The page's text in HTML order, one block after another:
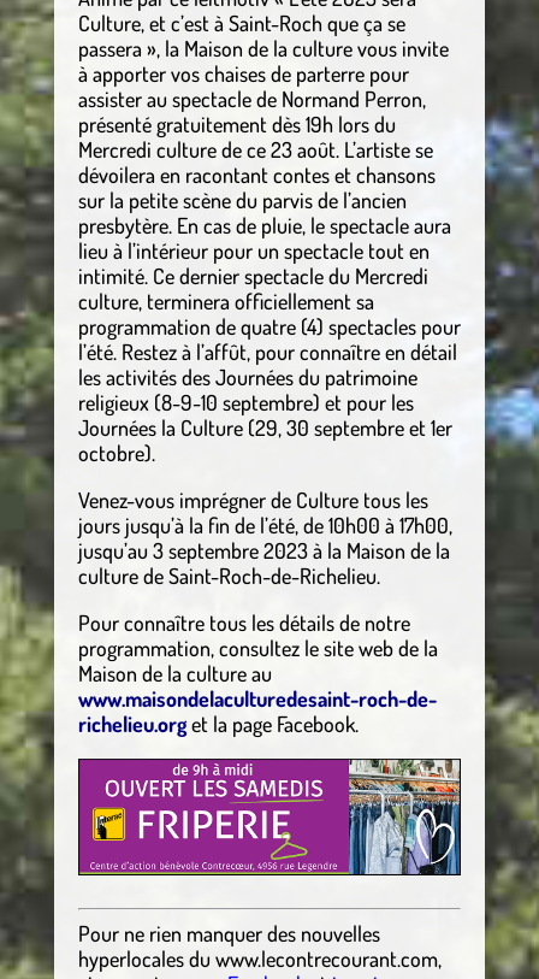
Culture, et c’est à Saint-Roch que ça se
passera », la Maison de la culture vous invite
à apporter vos chaises de parterre pour
assister au spectacle de Normand Perron,
présenté gratuitement dès 19h lors du
Mercredi culture de ce 23 août. L’artiste se
dévoilera en racontant contes et chansons
sur la petite scène du parvis de l’ancien
presbytère. En cas de pluie, le spectacle aura
lieu à l’intérieur pour un spectacle tout en
intimité. Ce dernier spectacle du Mercredi
culture, terminera officiellement sa
programmation de quatre (4) spectacles pour
l’été. Restez à l’affût, pour connaître en détail
les activités des Journées du patrimoine
religieux (8-9-10 septembre) et pour les
Journées la Culture (29, 30 septembre et 1er
octobre)­­­­­.
Venez-vous imprégner de Culture tous les
jours jusqu’à la fin de l’été, de 10h00 à 17h00,
jusqu’au 3 septembre 2023 à la Maison de la
culture de Saint-Roch-de-Richelieu.
Pour connaître tous les détails de notre
programmation, consultez le site web de la
Maison de la culture au
www.maisondelaculturedesaint-roch-de-
richelieu.orget la page Facebook.
Pour ne rien manquer des nouvelles
hyperlocalesdu www.lecontrecourant.com,